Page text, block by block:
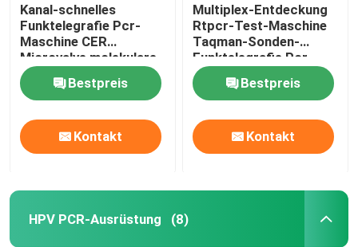
Western-Blot-Bildgebungssystem
Biologisches Mikroskop
Kanal-schnelles
Funktelegrafie Pcr-
Maschine CER
Microvalve molekulare
tragbare QPCR
Maschinen-4Bestpreis
Kontakt
Multiplex-Entdeckung
Rtpcr-Test-Maschine
Taqman-Sonden-
Funktelegrafie Pcr-
Maschinen-5KG
molekulareBestpreis
Kontakt
HPV PCR-Ausrüstung (8)